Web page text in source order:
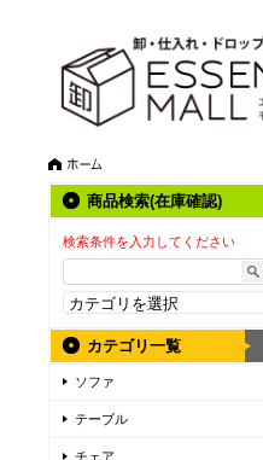
商品検索(在庫確認)
検索条件を入力してください
カテゴリ一覧
ソファ
テーブル
チェア